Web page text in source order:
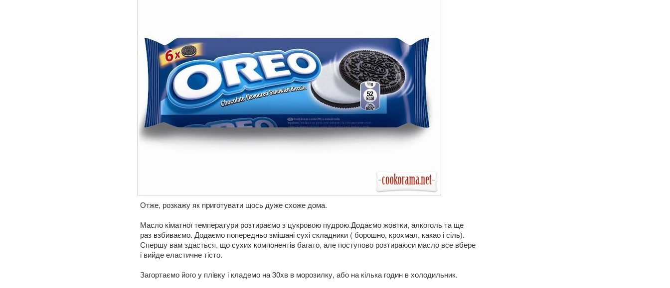
Отже, розкажу як приготувати щось дуже схоже дома.
Масло кіматної температури розтираємо з цукровою пудрою.Додаємо жовтки, алкоголь та ще
раз взбиваємо. Додаємо попередньо змішані сухі складники ( борошно, крохмал, какао і сіль).
Спершу вам здасться, що сухих компонентів багато, але поступово розтираюси масло все вбере
і вийде еластичне тісто.
Загортаємо його у плівку і кладемо на 30хв в морозилку, або на кілька годин в холодильник.